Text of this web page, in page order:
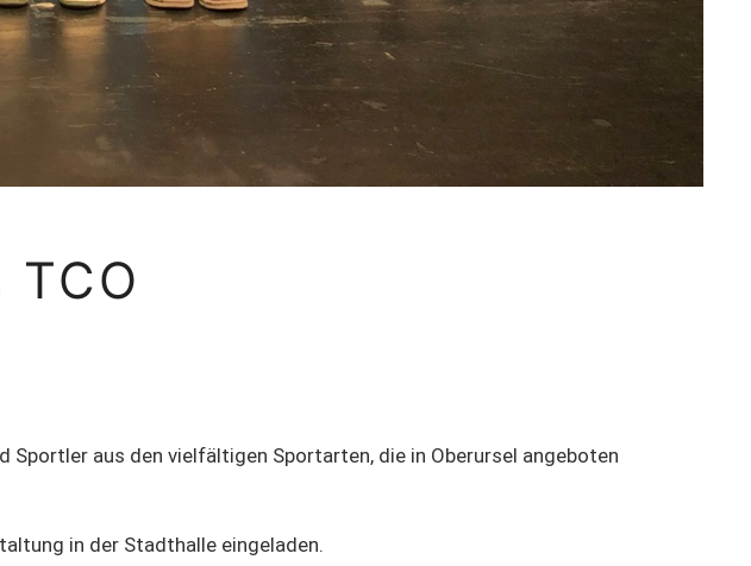
aus den vielfältigen Sportarten, die in Oberursel angeboten
in der Stadthalle eingeladen.